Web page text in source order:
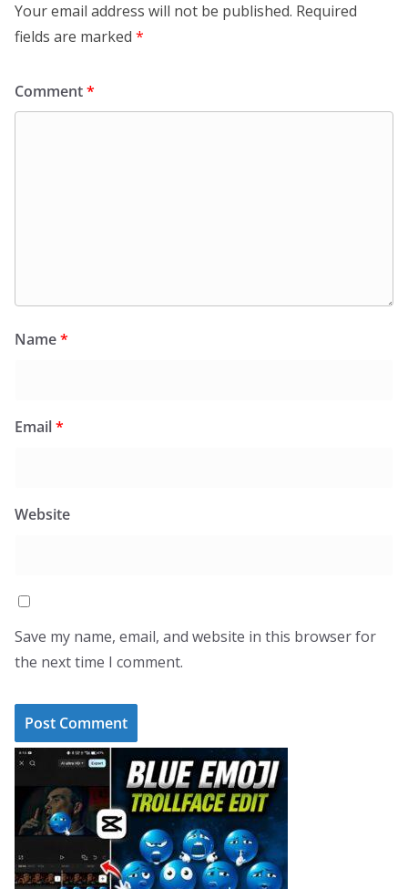
Your email address will not be published. Required
fields are marked *
Comment*
Name*
Email*
Website
Save my name, email, and website in this browser for
the next time I comment.